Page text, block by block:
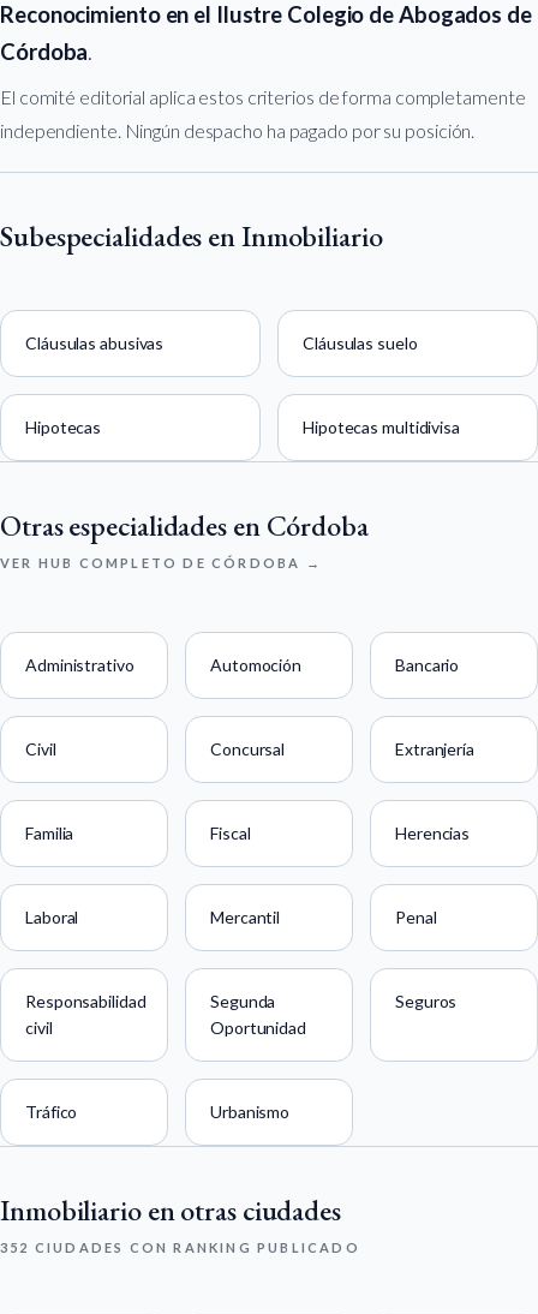
Reconocimiento en el Ilustre Colegio de Abogados de
Córdoba.
El comité editorial aplica estos criterios de forma completamente
independiente. Ningún despacho ha pagado por su posición.
Subespecialidades en Inmobiliario
Cláusulas abusivas Cláusulas suelo
Hipotecas Hipotecas multidivisa
Otras especialidades en Córdoba
VER HUB COMPLETO DE CÓRDOBA →
Administrativo Automoción Bancario
Civil Concursal Extranjería
Familia Fiscal Herencias
Laboral Mercantil Penal
Responsabilidad
civil
Segunda
Oportunidad
Seguros
Tráfico Urbanismo
Inmobiliario en otras ciudades
352 CIUDADES CON RANKING PUBLICADO